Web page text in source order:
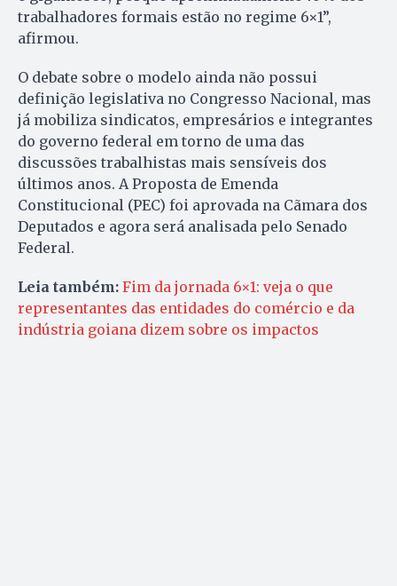
trabalhadores formais estão no regime 6×1”,
afirmou.
O debate sobre o modelo ainda não possui
definição legislativa no Congresso Nacional, mas
já mobiliza sindicatos, empresários e integrantes
do governo federal em torno de uma das
discussões trabalhistas mais sensíveis dos
últimos anos. A Proposta de Emenda
Constitucional (PEC) foi aprovada na Cãmara dos
Deputados e agora será analisada pelo Senado
Federal.
Leia também: Fim da jornada 6×1: veja o que
representantes das entidades do comércio e da
indústria goiana dizem sobre os impactos